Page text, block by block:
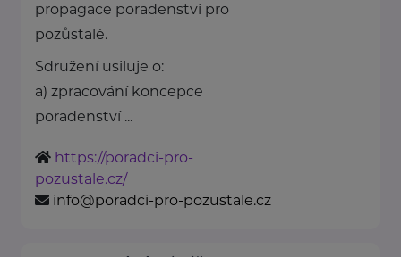
propagace poradenství pro
pozůstalé.
Sdružení usiluje o:
a) zpracování koncepce
poradenství ...
https://poradci-pro-
pozustale.cz/
info@poradci-pro-pozustale.cz